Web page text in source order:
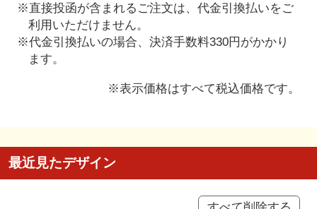
※直接投函が含まれるご注文は、代金引換払いをご
利用いただけません。
※代金引換払いの場合、決済手数料330円がかかり
ます。
※表示価格はすべて税込価格です。
最近見たデザイン